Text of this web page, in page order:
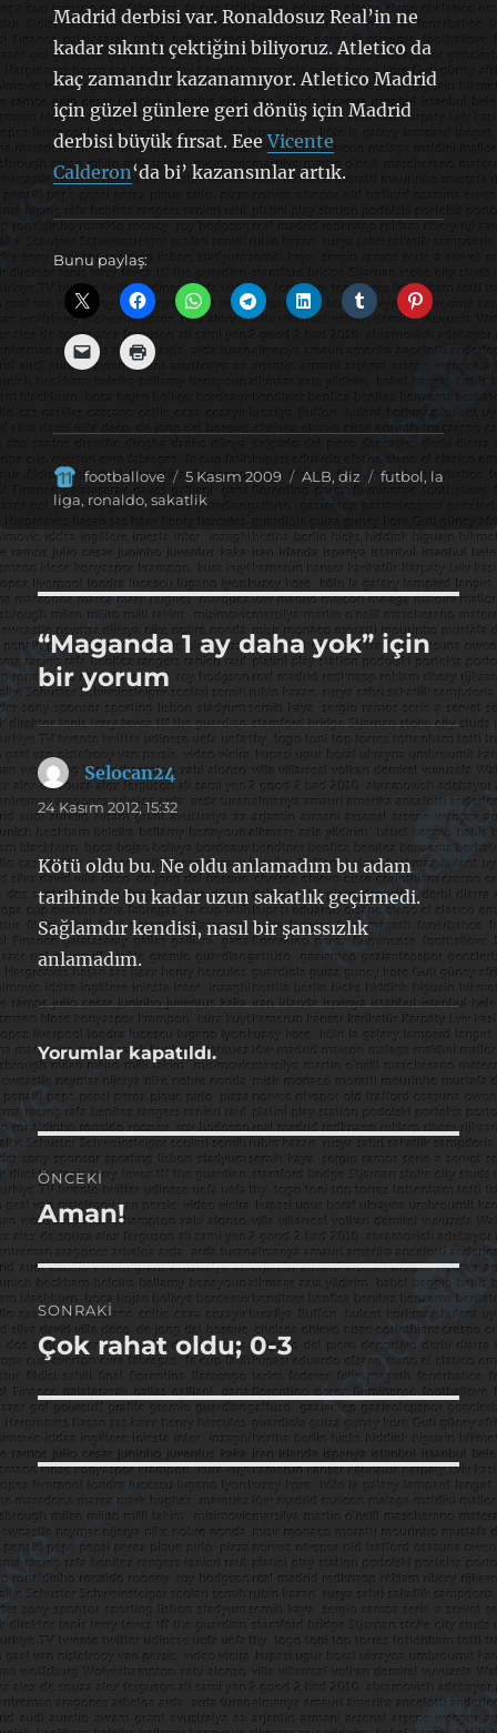
Madrid derbisi var. Ronaldosuz Real’in ne
kadar sıkıntı çektiğini biliyoruz. Atletico da
kaç zamandır kazanamıyor. Atletico Madrid
için güzel günlere geri dönüş için Madrid
derbisi büyük fırsat. EeeVicente
Calderon‘da bi’ kazansınlar artık.
Bunu paylaş:
Yazar
footballove
Yayın
tarihi
5 Kasım 2009 Kategoriler
ALB, diz Etiketler
futbol, la
liga, ronaldo, sakatlik
“Maganda 1 ay daha yok” için
bir yorum
Selocan24 dedi
ki:
24 Kasım 2012, 15:32
Kötü oldu bu. Ne oldu anlamadım bu adam
tarihinde bu kadar uzun sakatlık geçirmedi.
Sağlamdır kendisi, nasıl bir şanssızlık
anlamadım.
Yorumlar kapatıldı.
Yazı
gezinmesi
ÖNCEKI
Önceki
yazı:
Aman!
SONRAKI
Sonraki
yazı:
Çok rahat oldu; 0-3